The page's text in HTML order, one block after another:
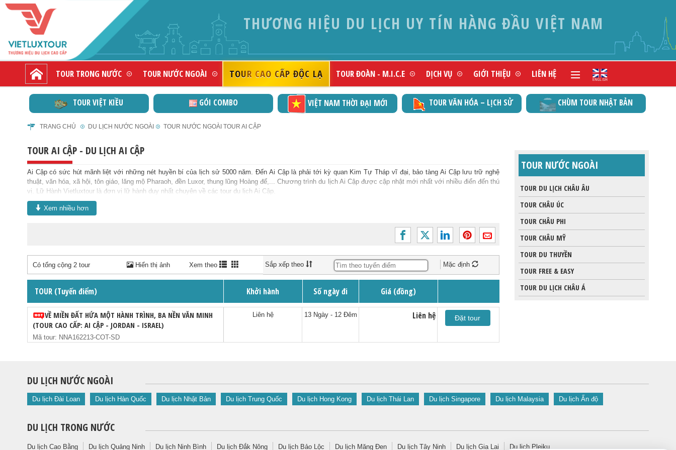
THƯƠNG HIỆU DU LỊCH UY TÍN HÀNG ĐẦU VIỆT NAM
TOUR TRONG NƯỚC TOUR NƯỚC NGOÀI TOUR CAO CẤP ĐỘC LẠ TOUR ĐOÀN - M.I.C.E DỊCH VỤ GIỚI THIỆU LIÊN HỆ
TOUR VIỆT KIỀU GÓI COMBO VIỆT NAM THỜI ĐẠI MỚI TOUR VĂN HÓA – LỊCH SỬ CHÙM TOUR NHẬT BẢN
TRANG CHỦ DU LỊCH NƯỚC NGOÀI TOUR NƯỚC NGOÀI TOUR AI CẬP
TOUR AI CẬP - DU LỊCH AI CẬP
Ai Cập có sức hút mãnh liệt với những nét huyền bí của lịch sử 5000 năm. Đến Ai Cập là phải tới kỳ quan Kim Tự Tháp vĩ đại, bảo tàng Ai Cập lưu trữ nghệ
thuật, văn hóa, xã hội, tôn giáo, lăng mộ Pharaoh, đền Luxor, thung lũng Hoàng đế,... Chương trình du lịch Ai Cập được cập nhật mới nhất với nhiều điển đến thú
vị. Lữ Hành Vietluxtour là đơn vị lữ hành duy nhất chuyên về các tour du lịch Ai Cập.
Xem nhiều hơn
Có tổng cộng 2 tour Hiển thị ảnh Xem theo Sắp xếp theo Mặc định
TOUR (Tuyến điểm) Khởi hành Số ngày đi Giá (đồng)
VỀ MIỀN ĐẤT HỨA MỘT HÀNH TRÌNH, BA NỀN VĂN MINH
(TOUR CAO CẤP: AI CẬP - JORDAN - ISRAEL)
Mã tour: NNA162213-COT-SD
Liên hệ 13 Ngày - 12 Đêm Liên hệ Đặt tour
TOUR NƯỚC NGOÀI
TOUR DU LỊCH CHÂU ÂU
TOUR CHÂU ÚC
TOUR CHÂU PHI
TOUR CHÂU MỸ
TOUR DU THUYỀN
TOUR FREE & EASY
TOUR DU LỊCH CHÂU Á
DU LỊCH NƯỚC NGOÀI
Du lịch Đài Loan Du lịch Hàn Quốc Du lịch Nhật Bản Du lịch Trung Quốc Du lịch Hong Kong Du lịch Thái Lan Du lịch Singapore Du lịch Malaysia Du lịch Ấn độ
DU LỊCH TRONG NƯỚC
Du lịch Cao Bằng Du lịch Quảng Ninh Du lịch Ninh Bình Du lịch Đắk Nông Du lịch Bảo Lộc Du lịch Măng Đen Du lịch Tây Ninh Du lịch Gia Lai Du lịch Pleiku